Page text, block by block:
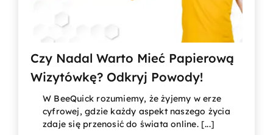
Czy Nadal Warto Mieć Papierową
Wizytówkę? Odkryj Powody!
W BeeQuick rozumiemy, że żyjemy w erze
cyfrowej, gdzie każdy aspekt naszego życia
zdaje się przenosić do świata online. [...]